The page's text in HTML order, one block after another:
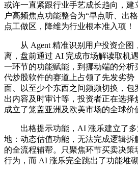
或许一直紧跟行业手艺成长趋向，建
户高频焦点功能整合为“早点听、出
点工做区，降维为行业根本准入项！
从 Agent 精准识别用户投资企图
离，盘前通过 AI 完成市场解读取机
一环节的功能赋能，到挪动端的分析
代炒股软件的赛道上占领了先发劣势
面、以至少个东西之间频频切换，包
出内容及时审计等，投资者正在选
成立了笼盖亚洲及欧美市场的全球价
出格提示功能，AI 涨乐建立了多
地：动态估值功能，无法完成逻辑拆
的全流程辅帮。只聚焦环节买卖决
行为，而 AI 涨乐完全跳出了功能堆